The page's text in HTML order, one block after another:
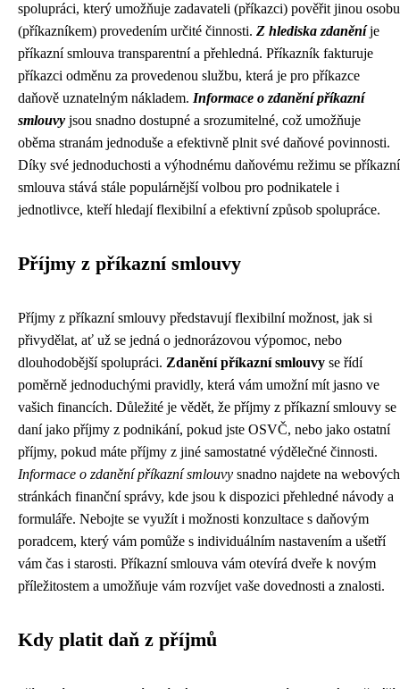
spolupráci, který umožňuje zadavateli (příkazci) pověřit jinou osobu
(příkazníkem) provedením určité činnosti. Z hlediska zdaněníje
příkazní smlouva transparentní a přehledná. Příkazník fakturuje
příkazci odměnu za provedenou službu, která je pro příkazce
daňově uznatelným nákladem. Informace o zdanění příkazní
smlouvy jsou snadno dostupné a srozumitelné, což umožňuje
oběma stranám jednoduše a efektivně plnit své daňové povinnosti.
Díky své jednoduchosti a výhodnému daňovému režimu se příkazní
smlouva stává stále populárnější volbou pro podnikatele i
jednotlivce, kteří hledají flexibilní a efektivní způsob spolupráce.
Příjmy z příkazní smlouvy
Příjmy z příkazní smlouvy představují flexibilní možnost, jak si
přivydělat, ať už se jedná o jednorázovou výpomoc, nebo
dlouhodobější spolupráci. Zdanění příkazní smlouvy se řídí
poměrně jednoduchými pravidly, která vám umožní mít jasno ve
vašich financích. Důležité je vědět, že příjmy z příkazní smlouvy se
daní jako příjmy z podnikání, pokud jste OSVČ, nebo jako ostatní
příjmy, pokud máte příjmy z jiné samostatné výdělečné činnosti.
Informace o zdanění příkazní smlouvy snadno najdete na webových
stránkách finanční správy, kde jsou k dispozici přehledné návody a
formuláře. Nebojte se využít i možnosti konzultace s daňovým
poradcem, který vám pomůže s individuálním nastavením a ušetří
vám čas i starosti. Příkazní smlouva vám otevírá dveře k novým
příležitostem a umožňuje vám rozvíjet vaše dovednosti a znalosti.
Kdy platit daň z příjmů